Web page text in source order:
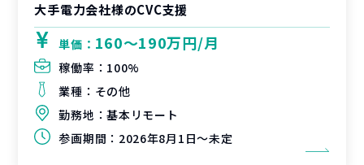
大手電力会社様のCVC支援
単価： 160〜190万円/月
稼働率： 100%
業種： その他
勤務地：基本リモート
参画期間： 2026年8月1日～未定